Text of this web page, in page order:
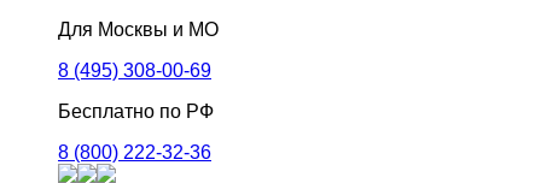
Для Москвы и МО
8 (495) 308-00-69
Бесплатно по РФ
8 (800) 222-32-36